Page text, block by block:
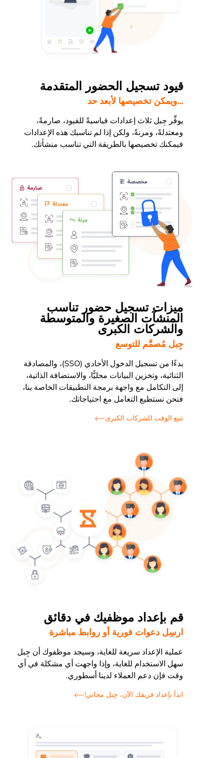
قيود تسجيل الحضور المتقدمة
...ويمكن تخصيصها لأبعد حد
يوفِّر جِبل ثلاث إعدادات قياسيةً للقيود، صارمةً،
ومعتدلةً، ومرنةً، ولكن إذا لم تناسبك هذه الإعدادات
فيمكنك تخصيصها بالطريقة التي تناسب منشأتك.
ميزات تسجيل حضور تناسب
المنشآت الصغيرة والمتوسطة
والشركات الكبرى
جِبل مُصمَّم للتوسع
بدءًا من تسجيل الدخول الأحادي (SSO)، والمصادقة
الثنائية، وتخزين البيانات محليًّا، والاستضافة الذاتية،
إلى التكامل مع واجهة برمجة التطبيقات الخاصة بنا،
فنحن نستطيع التعامل مع احتياجاتك.
تتبع الوقت للشركات الكبرى
قم بإعداد موظفيك في دقائق
ارسِل دعوات فورية أو روابط مباشرة
عملية الإعداد سريعة للغاية، وسيجد موظفوك أن جِبل
سهل الاستخدام للغاية، وإذا واجهت أي مشكلة في أي
وقت فإن دعم العملاء لدينا أسطوري.
ابدأ بإعداد فريقك الآن، جِبل مجاني!